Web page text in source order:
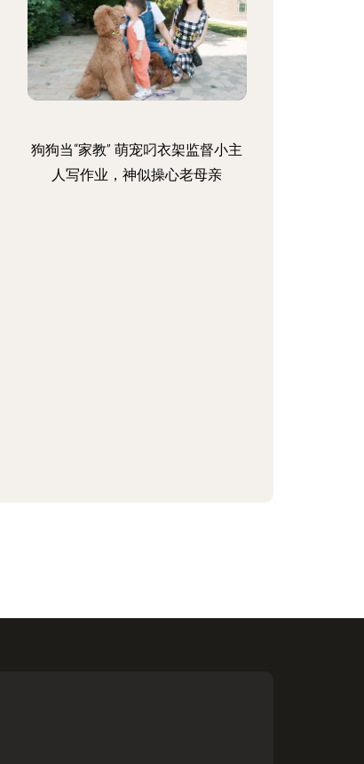
狗狗当“家教” 萌宠叼衣架监督小主
人写作业，神似操心老母亲